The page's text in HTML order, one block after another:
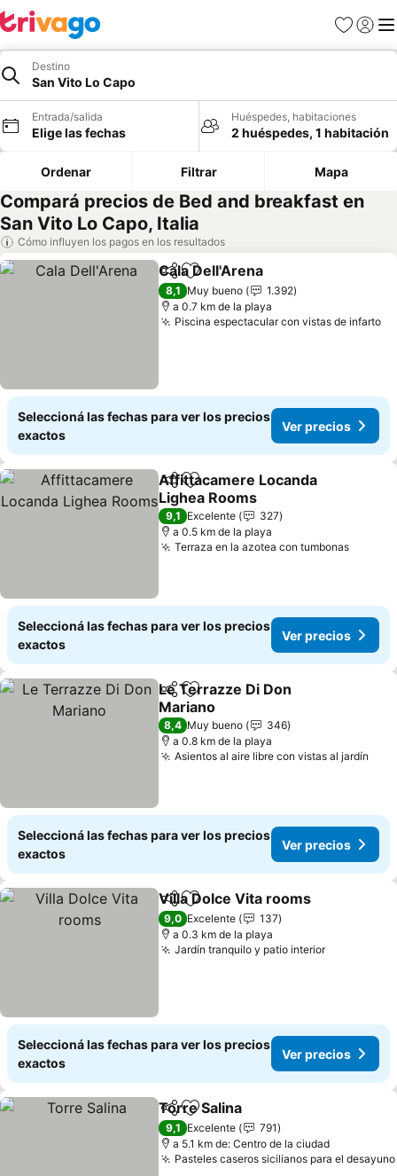
Favoritos
Iniciar
Destino
San Vito Lo Capo
Entrada/salida
Elige las fechas
Huéspedes, habitaciones
2 huéspedes, 1 habitación
Ordenar Filtrar Mapa
Compará precios de Bed and breakfast en
San Vito Lo Capo, Italia
Cómo influyen los pagos en los resultados
CompartirAñadir a favoritos
Cala Dell'Arena
8,1 Muy bueno
1.392
a 0.7 km de la playa
Piscina espectacular con vistas de infarto
Seleccioná las fechas para ver los precios
exactos
Ver precios
CompartirAñadir a favoritos
Affittacamere Locanda
Lighea Rooms
9,1 Excelente
327
a 0.5 km de la playa
Terraza en la azotea con tumbonas
Seleccioná las fechas para ver los precios
exactos
Ver precios
CompartirAñadir a favoritos
Le Terrazze Di Don
Mariano
8,4 Muy bueno
346
a 0.8 km de la playa
Asientos al aire libre con vistas al jardín
Seleccioná las fechas para ver los precios
exactos
Ver precios
CompartirAñadir a favoritos
Villa Dolce Vita rooms
9,0 Excelente
137
a 0.3 km de la playa
Jardín tranquilo y patio interior
Seleccioná las fechas para ver los precios
exactos
Ver precios
Compartir
Añadir a favoritos
Torre Salina
9,1 Excelente
791
a 5.1 km de: Centro de la ciudad
Pasteles caseros sicilianos para el desayuno